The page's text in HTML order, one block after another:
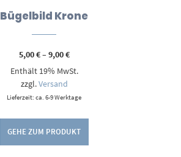
Bügelbild Krone
5,00€–9,00€Preisspanne:
bis
Enthält 19% MwSt.
zzgl.Versand
Lieferzeit: ca. 6-9 Werktage
GEHE ZUM PRODUKT